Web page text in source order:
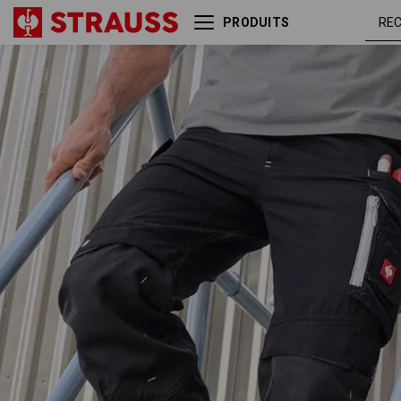
PRODUITS
Pantalon à taille élastique
e.s.motion 2020